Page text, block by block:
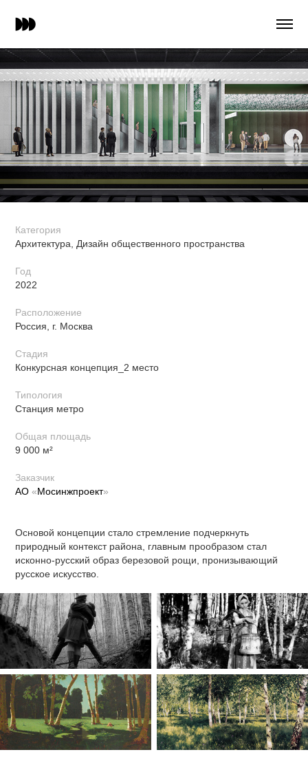
Категория
Архитектура, Дизайн общественного пространства
Год
2022
Расположение
Россия, г. Москва
Стадия
Конкурсная концепция_2 место
Типология
Станция метро
Общая площадь
9 000 м²
Заказчик
АО«Мосинжпроект»
Основой концепции стало стремление подчеркнуть
природный контекст района, главным прообразом стал
исконно-русский образ березовой рощи, пронизывающий
русское искусство.